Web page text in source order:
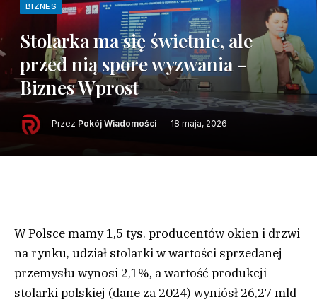
BIZNES
Stolarka ma się świetnie, ale
przed nią spore wyzwania –
Biznes Wprost
Przez Pokój Wiadomości 18 maja, 2026
W Polsce mamy 1,5 tys. producentów okien i drzwi
na rynku, udział stolarki w wartości sprzedanej
przemysłu wynosi 2,1%, a wartość produkcji
stolarki polskiej (dane za 2024) wyniósł 26,27 mld